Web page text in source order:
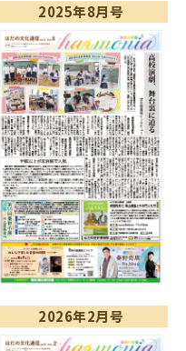
2025年8月号
2026年2月号